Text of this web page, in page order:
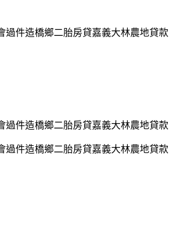
過件造橋鄉二胎房貸嘉義大林農地貸款
過件造橋鄉二胎房貸嘉義大林農地貸款
過件造橋鄉二胎房貸嘉義大林農地貸款